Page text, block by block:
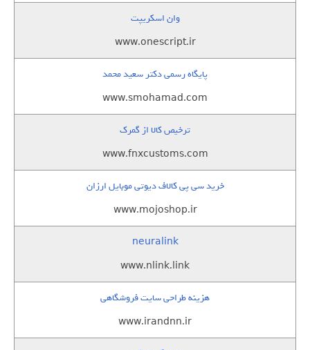
وان اسکریپت
www.onescript.ir
پایگاه رسمی دکتر سعید محمد
www.smohamad.com
ترخیص کالا از گمرک
www.fnxcustoms.com
خرید سی پی کالاف دیوتی موبایل ارزان
www.mojoshop.ir
neuralink
www.nlink.link
هزینه طراحی سایت فروشگاهی
www.irandnn.ir